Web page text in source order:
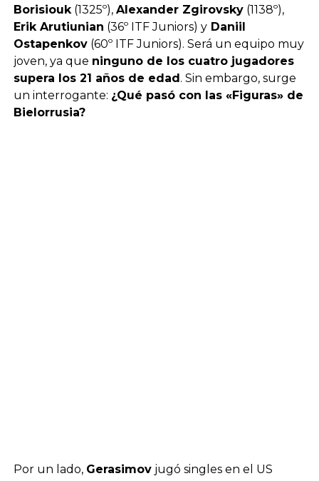
Borisiouk(1325º), Alexander Zgirovsky(1138º),
Erik Arutiunian (36º ITF Juniors) yDaniil
Ostapenkov(60º ITF Juniors). Será un equipo muy
joven, ya que ninguno de los cuatro jugadores
supera los 21 años de edad. Sin embargo, surge
un interrogante: ¿Qué pasó con las «Figuras» de
Bielorrusia?
Por un lado, Gerasimovjugó singles en el US